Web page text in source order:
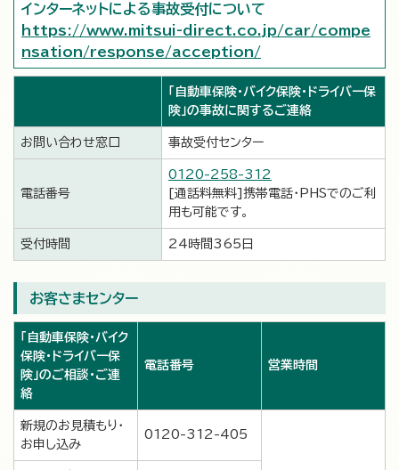
インターネットによる事故受付について
https://www.mitsui-direct.co.jp/car/compe
nsation/response/acception/
「自動車保険・バイク保険・ドライバー保
険」の事故に関するご連絡
お問い合わせ窓口 事故受付センター
電話番号
0120-258-312
[通話料無料]携帯電話・PHSでのご利
用も可能です。
受付時間 24時間365日
お客さまセンター
「自動車保険・バイク
保険・ドライバー保
険」のご相談・ご連
絡
電話番号 営業時間
新規のお見積もり・
お申し込み
0120-312-405